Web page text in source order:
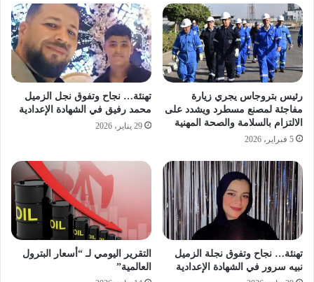
رئيس بتروجاس يجري زيارة
مفاجئة لمصنع مسطرد ويشدد على
الالتزام بالسلامة والصحة المهنية
5 فبراير، 2026
تهنئة… نجاح وتفوق نجل الزميل
محمد رفيق في الشهادة الإعدادية
29 يناير، 2026
تهنئة… نجاح وتفوق نجلة الزميل
نبيه سرور في الشهادة الإعدادية
التقرير اليومي لـ “أسعار البترول
العالمية”